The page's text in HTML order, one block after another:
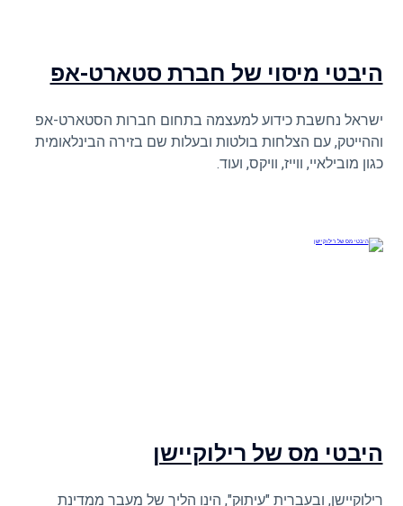
היבטי מיסוי של חברת סטארט-אפ
ישראל נחשבת כידוע למעצמה בתחום חברות הסטארט-אפ
וההייטק, עם הצלחות בולטות ובעלות שם בזירה הבינלאומית
כגון מובילאיי, ווייז, וויקס, ועוד.
היבטי מס של רילוקיישן
רילוקיישן, ובעברית "עיתוּק", הינו הליך של מעבר ממדינת